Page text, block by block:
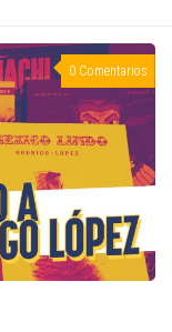
0 Comentarios